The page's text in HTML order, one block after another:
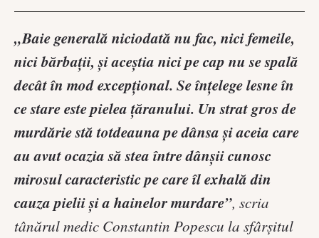
„Baie generală niciodată nu fac, nici femeile,
nici bărbaţii, şi aceştia nici pe cap nu se spală
decât în mod excepţional. Se înţelege lesne în
ce stare este pielea ţăranului. Un strat gros de
murdărie stă totdeauna pe dânsa şi aceia care
au avut ocazia să stea între dânşii cunosc
mirosul caracteristic pe care îl exhală din
cauza pielii şi a hainelor murdare”, scria
tânărul medic Constantin Popescu la sfârşitul